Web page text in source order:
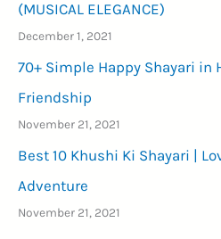
(MUSICAL ELEGANCE)
December 1, 2021
70+ Simple Happy Shayari in
Friendship
November 21, 2021
Best 10 Khushi Ki Shayari |
Adventure
November 21, 2021